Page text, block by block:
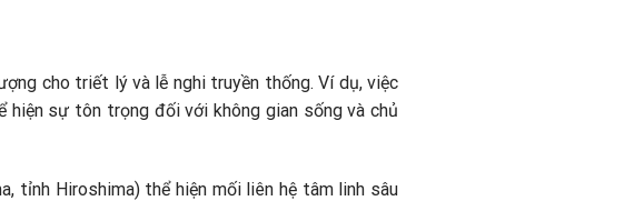
cho triết lý và lễ nghi truyền thống. Ví dụ, việc
hiện sự tôn trọng đối với không gian sống và chủ
tỉnh Hiroshima) thể hiện mối liên hệ tâm linh sâu